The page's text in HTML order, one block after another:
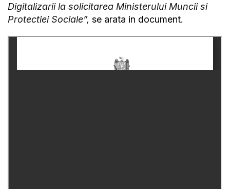
Digitalizarii la solicitarea Ministerului Muncii si
Protectiei Sociale”, se arata in document.